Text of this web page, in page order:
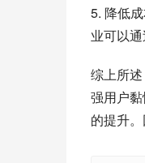
5. 降低
业可以
综上所
强用户
的提升